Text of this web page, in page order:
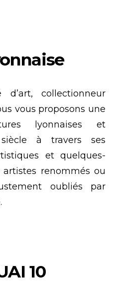
d’art, collectionneur
vous proposons une
lyonnaises et
à travers ses
et quelques-
renommés ou
oubliés par
10